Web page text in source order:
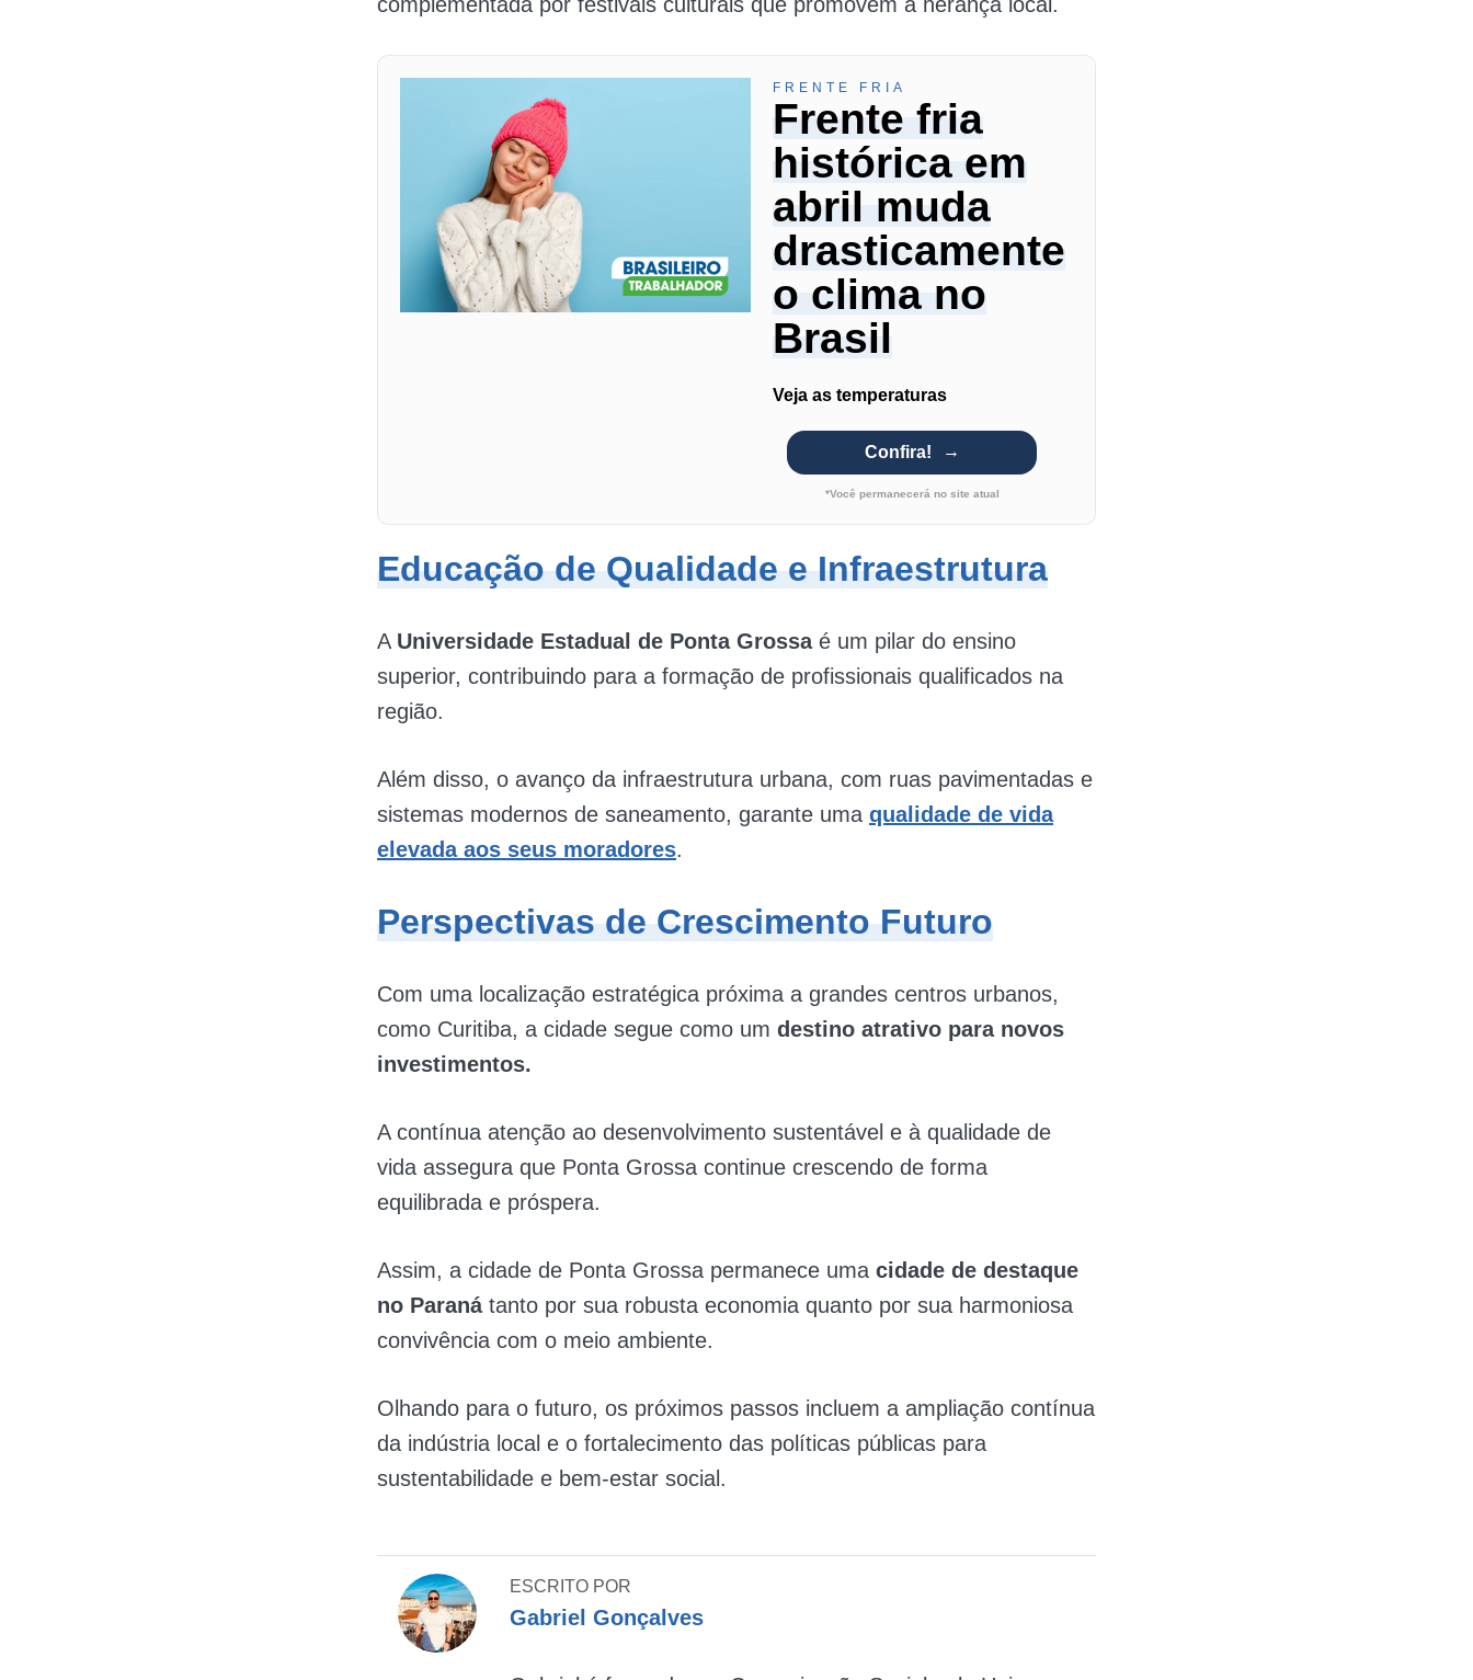
complementada por festivais culturais que promovem a herança local.
FRENTE FRIA
Frente fria
histórica em
abril muda
drasticamente
o clima no
Brasil
Veja as temperaturas
Confira!
*Você permanecerá no site atual
Educação de Qualidade e Infraestrutura
A Universidade Estadual de Ponta Grossa é um pilar do ensino
superior, contribuindo para a formação de profissionais qualificados na
região.
Além disso, o avanço da infraestrutura urbana, com ruas pavimentadas e
sistemas modernos de saneamento, garante uma qualidade de vida
elevada aos seus moradores.
Perspectivas de Crescimento Futuro
Com uma localização estratégica próxima a grandes centros urbanos,
como Curitiba, a cidade segue como um destino atrativo para novos
investimentos.
A contínua atenção ao desenvolvimento sustentável e à qualidade de
vida assegura que Ponta Grossa continue crescendo de forma
equilibrada e próspera.
Assim, a cidade de Ponta Grossa permanece uma cidade de destaque
no Paranátanto por sua robusta economia quanto por sua harmoniosa
convivência com o meio ambiente.
Olhando para o futuro, os próximos passos incluem a ampliação contínua
da indústria local e o fortalecimento das políticas públicas para
sustentabilidade e bem-estar social.
ESCRITO POR
Gabriel Gonçalves